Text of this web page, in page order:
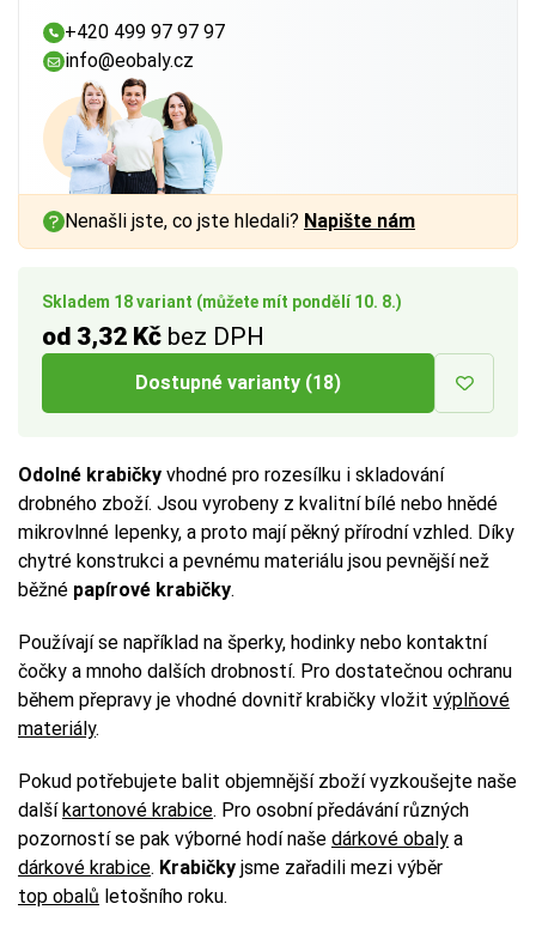
Skladem 18 variant (můžete mít pondělí 10. 8.)
od 3,32 Kč bez DPH
Dostupné varianty (18)
Odolné krabičky vhodné pro rozesílku i skladování
drobného zboží. Jsou vyrobeny z kvalitní bílé nebo hnědé
mikrovlnné lepenky, a proto mají pěkný přírodní vzhled. Díky
chytré konstrukci a pevnému materiálu jsou pevnější než
běžné papírové krabičky.
Používají se například na šperky, hodinky nebo kontaktní
čočky a mnoho dalších drobností. Pro dostatečnou ochranu
během přepravy je vhodné dovnitř krabičky vložit výplňové
materiály.
Pokud potřebujete balit objemnější zboží vyzkoušejte naše
dalšíkartonové krabice. Pro osobní předávání různých
pozorností se pak výborné hodí naše dárkové obaly a
dárkové krabice. Krabičky jsme zařadili mezi výběr
top obalů letošního roku.
+420 499 97 97 97
info@eobaly.cz
Nenašli jste, co jste hledali? Napište nám